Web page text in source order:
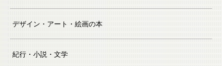
デザイン・アート・絵画の本
紀行・小説・文学